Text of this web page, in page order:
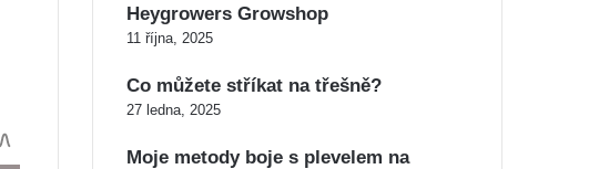
Heygrowers Growshop
11 října, 2025
Co můžete stříkat na třešně?
27 ledna, 2025
Moje metody boje s plevelem na